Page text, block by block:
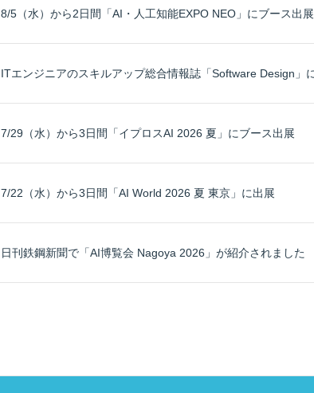
8/5（水）から2日間「AI・人工知能EXPO NEO」にブース出展
7/29（水）から3日間「イプロスAI 2026 夏」にブース出展
7/22（水）から3日間「AI World 2026 夏 東京」に出展
日刊鉄鋼新聞で「AI博覧会 Nagoya 2026」が紹介されました